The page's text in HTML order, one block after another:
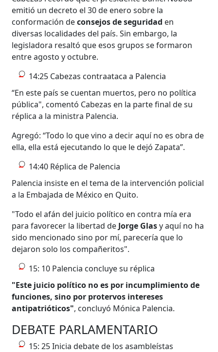
emitió un decreto el 30 de enero sobre la
conformación deconsejos de seguridad en
diversas localidades del país. Sin embargo, la
legisladora resaltó que esos grupos se formaron
entre agosto y octubre.
14:25 Cabezas contraataca a Palencia
“En este país se cuentan muertos, pero no política
pública", comentó Cabezas en la parte final de su
réplica a la ministra Palencia.
Agregó: “Todo lo que vino a decir aquí no es obra de
ella, ella está ejecutando lo que le dejó Zapata”.
14:40 Réplica de Palencia
Palencia insiste en el tema de la intervención policial
a la Embajada de México en Quito.
"Todo el afán del juicio político en contra mía era
para favorecer la libertad de Jorge Glasy aquí no ha
sido mencionado sino por mí, parecería que lo
dejaron solo los compañeritos".
15: 10 Palencia concluye su réplica
"Este juicio político no es por incumplimiento de
funciones, sino por protervos intereses
antipatrióticos", concluyó Mónica Palencia.
DEBATE PARLAMENTARIO
15: 25 Inicia debate de los asambleístas